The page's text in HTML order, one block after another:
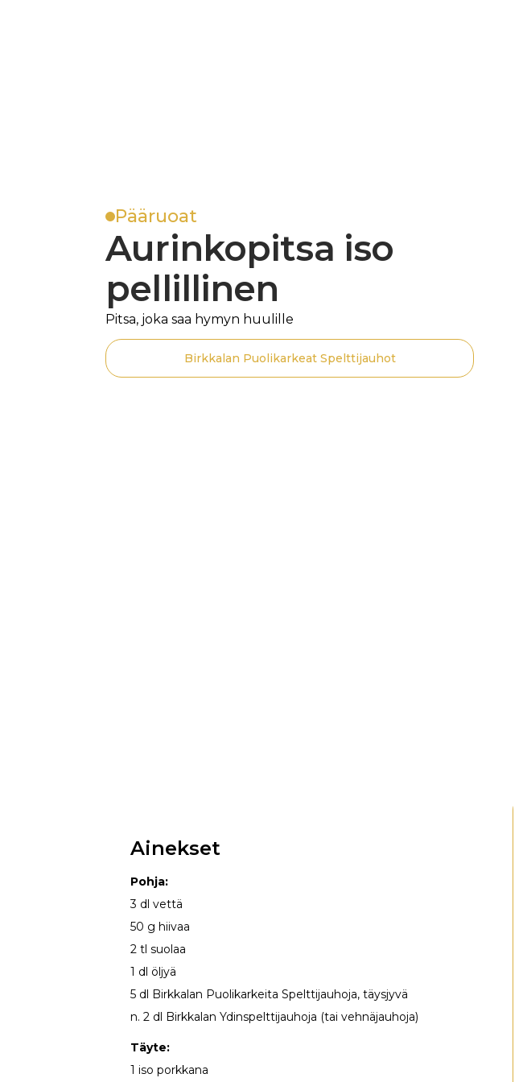
Pääruoat
Aurinkopitsa iso
pellillinen
Pitsa, joka saa hymyn huulille
Birkkalan Puolikarkeat Spelttijauhot
Ainekset
Pohja:
3 dl vettä
50 g hiivaa
2 tl suolaa
1 dl öljyä
5 dl Birkkalan Puolikarkeita Spelttijauhoja, täysjyvä
n. 2 dl Birkkalan Ydinspelttijauhoja (tai vehnäjauhoja)
Täyte:
1 iso porkkana